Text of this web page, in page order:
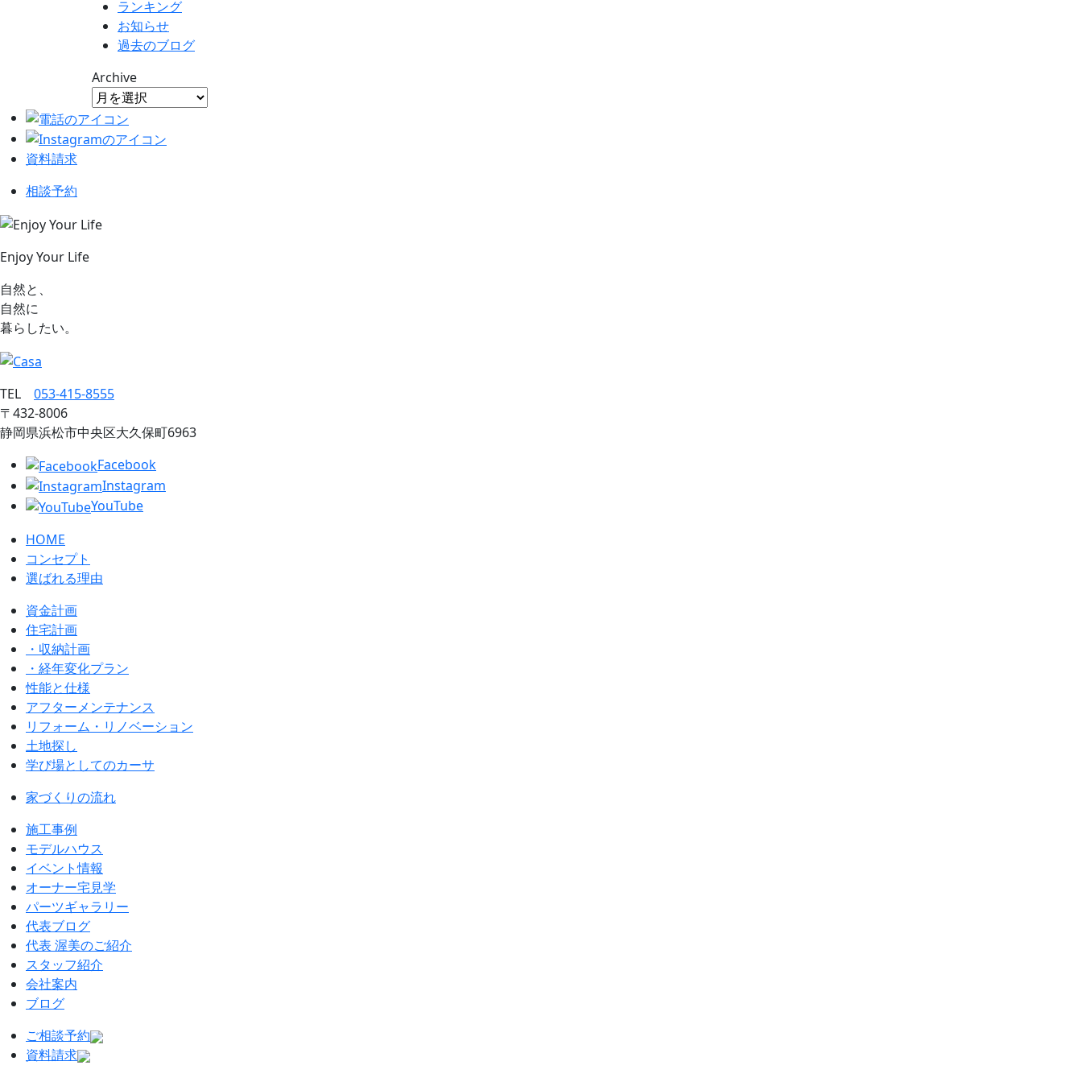
ランキング
お知らせ
過去のブログ
Archive
資料請求
相談予約
Enjoy Your Life
自然と、
自然に
暮らしたい。
TEL 053‐415‐8555
〒432‐8006
静岡県浜松市中央区大久保町6963
Facebook
Instagram
YouTube
HOME
コンセプト
選ばれる理由
資金計画
住宅計画
・収納計画
・経年変化プラン
性能と仕様
アフターメンテナンス
リフォーム・リノベーション
土地探し
学び場としてのカーサ
家づくりの流れ
施工事例
モデルハウス
イベント情報
オーナー宅見学
パーツギャラリー
代表ブログ
代表 渥美のご紹介
スタッフ紹介
会社案内
ブログ
ご相談予約
資料請求